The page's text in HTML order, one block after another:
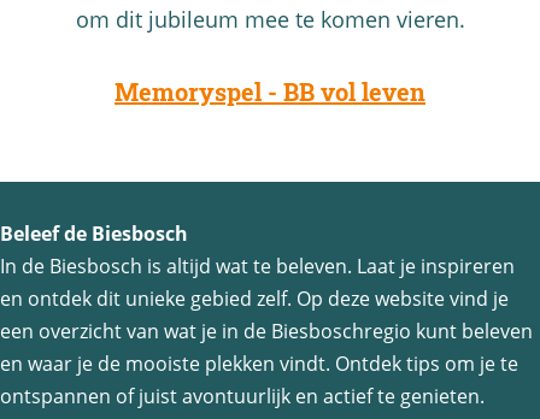
om dit jubileum mee te komen vieren.
Memoryspel - BB vol leven
Beleef de Biesbosch
In de Biesbosch is altijd wat te beleven. Laat je inspireren
en ontdek dit unieke gebied zelf. Op deze website vind je
een overzicht van wat je in de Biesboschregio kunt beleven
en waar je de mooiste plekken vindt. Ontdek tips om je te
ontspannen of juist avontuurlijk en actief te genieten.